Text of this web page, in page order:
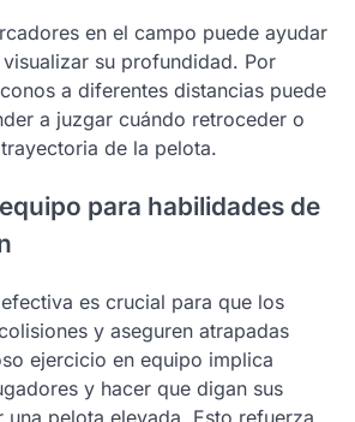
en el campo puede ayudar
su profundidad. Por
a diferentes distancias puede
a juzgar cuándo retroceder o
de la pelota.
para habilidades de
es crucial para que los
y aseguren atrapadas
ejercicio en equipo implica
y hacer que digan sus
una pelota elevada. Esto refuerza